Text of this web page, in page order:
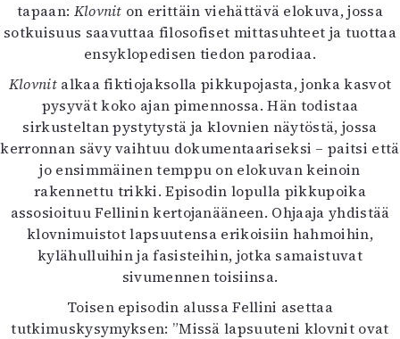
tapaan: Klovnit on erittäin viehättävä elokuva, jossa
sotkuisuus saavuttaa filosofiset mittasuhteet ja tuottaa
ensyklopedisen tiedon parodiaa.
Klovnitalkaa fiktiojaksolla pikkupojasta, jonka kasvot
pysyvät koko ajan pimennossa. Hän todistaa
sirkusteltan pystytystä ja klovnien näytöstä, jossa
kerronnan sävy vaihtuu dokumentaariseksi – paitsi että
jo ensimmäinen temppu on elokuvan keinoin
rakennettu trikki. Episodin lopulla pikkupoika
assosioituu Fellinin kertojanääneen. Ohjaaja yhdistää
klovnimuistot lapsuutensa erikoisiin hahmoihin,
kylähulluihin ja fasisteihin, jotka samaistuvat
sivumennen toisiinsa.
Toisen episodin alussa Fellini asettaa
tutkimuskysymyksen: ”Missä lapsuuteni klovnit ovat